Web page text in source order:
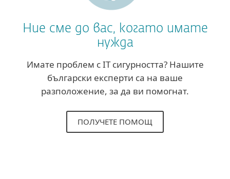
Ние сме до вас, когато имате
нужда
Имате проблем с IT сигурността? Нашите
български експерти са на ваше
разположение, за да ви помогнат.
ПОЛУЧЕТЕ ПОМОЩ